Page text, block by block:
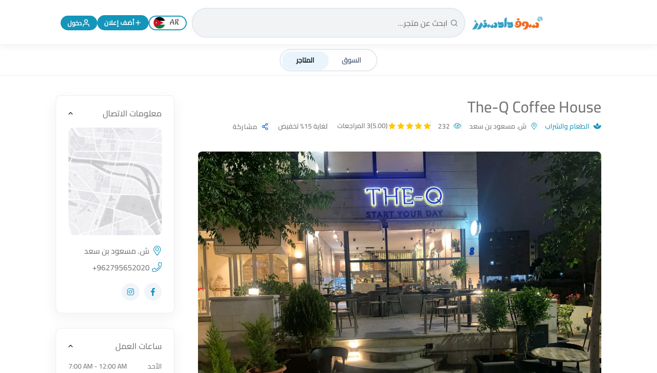
سوق دادسترز الرئيسية تغيير اللغة إلى الإنجليزية
أضف إعلان دخول
السوق المتاجر
The-Q Coffee House
الطعام والشراب ش. مسعود بن سعد (5.00) 3 المراجعات لغاية 15% تخفيض مشاركة
معلومات الاتصال
اضغط لتحميل الموقع
ش. مسعود بن سعد
+962795652020
زيارة حساب المتجر على Facebook-f
زيارة حساب المتجر على Instagram
ساعات العمل
الأحد
7:00 AM - 12:00 AM